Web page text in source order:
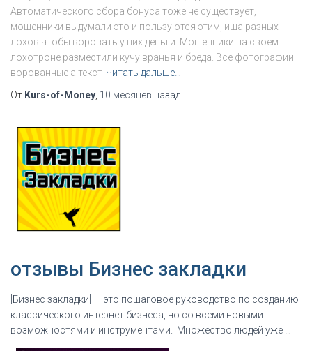
Автоматического сбора бонуса тоже не существует,
мошенники выдумали это и пользуются этим, ища разных
лохов чтобы воровать у них деньги. Мошенники на своем
лохотроне разместили кучу вранья и бреда. Все фотографии
ворованные а текст Читать дальше…
От Kurs-of-Money, 10 месяцев назад
отзывы Бизнес закладки
[Бизнес закладки] — это пошаговое руководство по созданию
классического интернет бизнеса, но со всеми новыми
возможностями и инструментами. Множество людей уже …